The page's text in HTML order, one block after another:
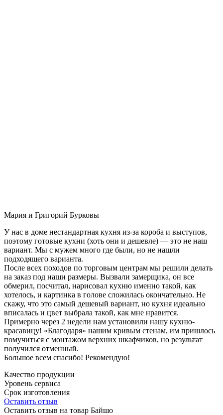
Мария и Григорий Бурковы
У нас в доме нестандартная кухня из-за короба и выступов,
поэтому готовые кухни (хоть они и дешевле) — это не наш
вариант. Мы с мужем много где были, но не нашли
подходящего варианта.
После всех походов по торговым центрам мы решили делать
на заказ под наши размеры. Вызвали замерщика, он все
обмерил, посчитал, нарисовал кухню именно такой, как
хотелось, и картинка в голове сложилась окончательно. Не
скажу, что это самый дешевый вариант, но кухня идеально
вписалась и цвет выбрала такой, как мне нравится.
Примерно через 2 недели нам установили нашу кухню-
красавицу! «Благодаря» нашим кривым стенам, им пришлось
помучиться с монтажом верхних шкафчиков, но результат
получился отменный.
Большое всем спасибо! Рекомендую!
Качество продукции
Уровень сервиса
Срок изготовления
Оставить отзыв
Оставить отзыв на товар Байшо